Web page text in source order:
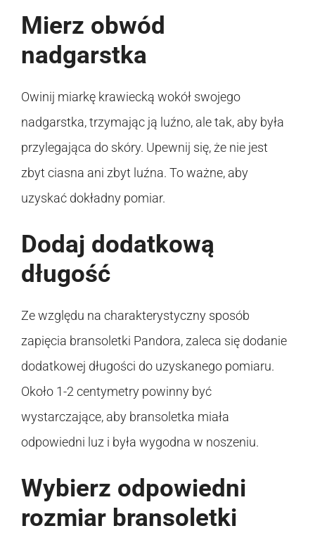
Mierz obwód
nadgarstka
Owinij miarkę krawiecką wokół swojego
nadgarstka, trzymając ją luźno, ale tak, aby była
przylegająca do skóry. Upewnij się, że nie jest
zbyt ciasna ani zbyt luźna. To ważne, aby
uzyskać dokładny pomiar.
Dodaj dodatkową
długość
Ze względu na charakterystyczny sposób
zapięcia bransoletki Pandora, zaleca się dodanie
dodatkowej długości do uzyskanego pomiaru.
Około 1-2 centymetry powinny być
wystarczające, aby bransoletka miała
odpowiedni luz i była wygodna w noszeniu.
Wybierz odpowiedni
rozmiar bransoletki